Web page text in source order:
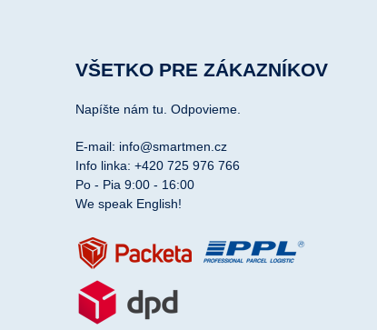
VŠETKO PRE ZÁKAZNÍKOV
Napíšte nám tu. Odpovieme.
E-mail: info@smartmen.cz
Info linka: +420 725 976 766
Po - Pia 9:00 - 16:00
We speak English!